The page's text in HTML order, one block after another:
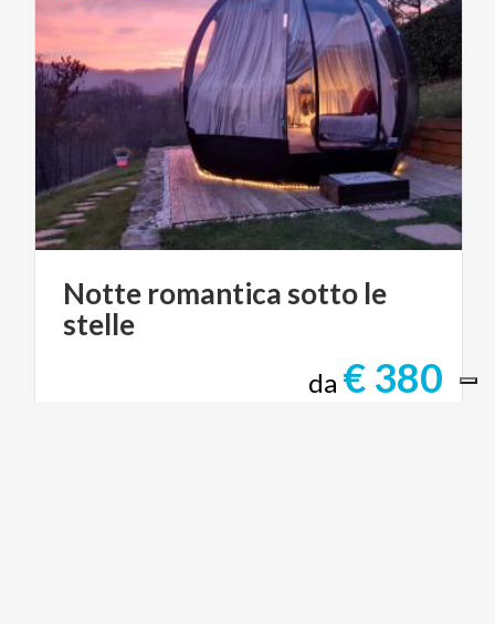
Notte romantica sotto le
stelle
da € 380